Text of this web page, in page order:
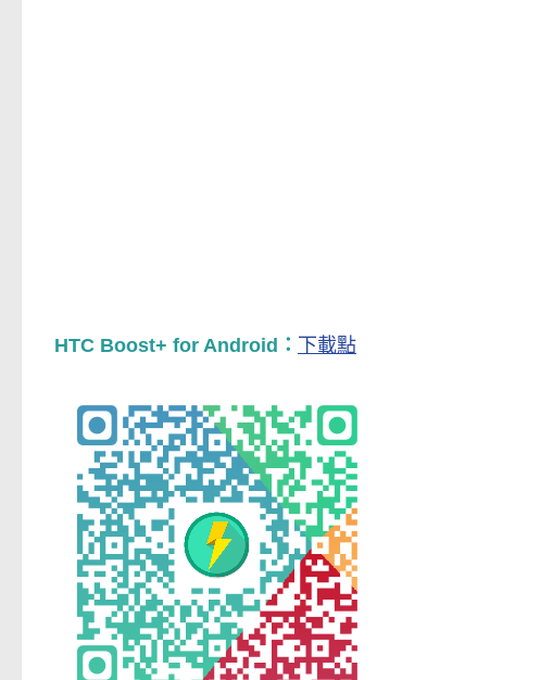
HTC Boost+ for Android： 下載點